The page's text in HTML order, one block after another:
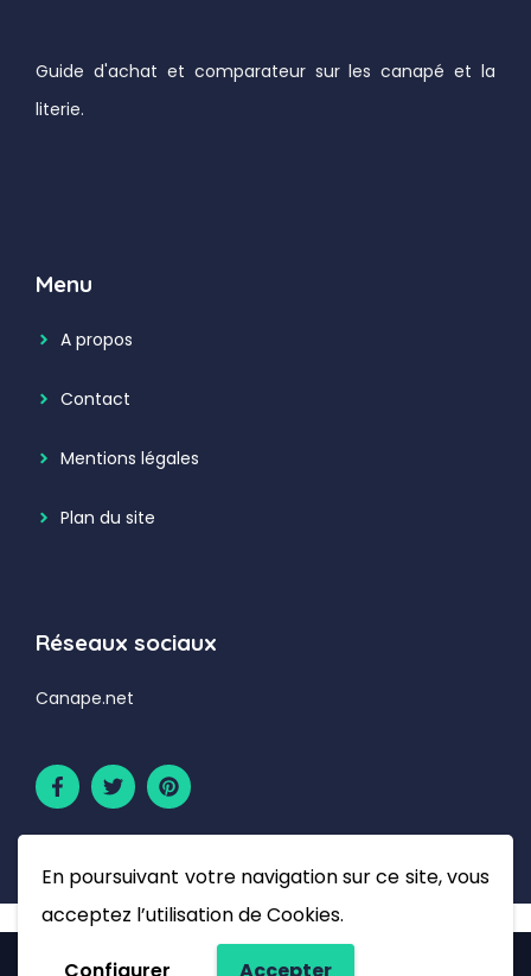
En poursuivant votre navigation sur ce site, vous
acceptez l’utilisation de Cookies.
Guide d'achat et comparateur sur les canapé et la
literie.
Menu
A propos
Contact
Mentions légales
Plan du site
Réseaux sociaux
Canape.net